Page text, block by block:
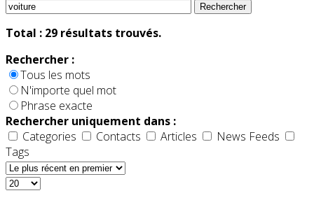
Rechercher
Total : 29 résultats trouvés.
Rechercher :
Tous les mots
N'importe quel mot
Phrase exacte
Rechercher uniquement dans :
Categories
Contacts Articles
News Feeds
Tags